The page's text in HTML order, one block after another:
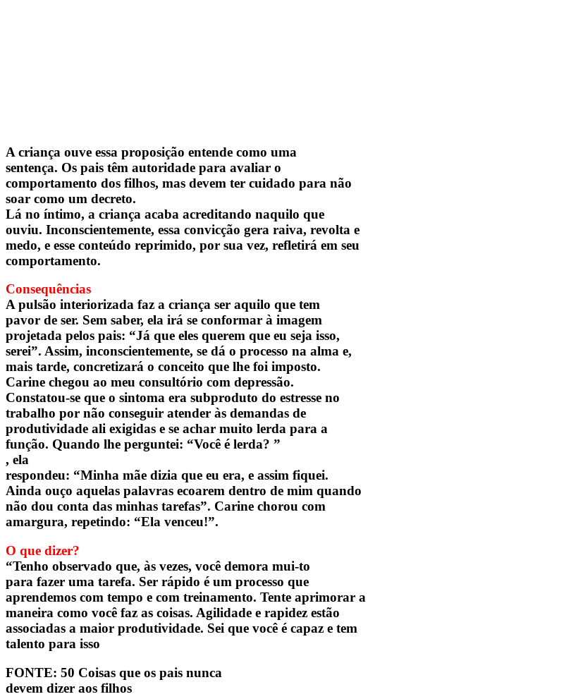
A criança ouve essa proposição entende como uma
sentença. Os pais têm autoridade para avaliar o
comportamento dos filhos, mas devem ter cuidado para não
soar como um decreto.
Lá no íntimo, a criança acaba acreditando naquilo que
ouviu. Inconscientemente, essa convicção gera raiva, revolta e
medo, e esse conteúdo reprimido, por sua vez, refletirá em seu
comportamento.
Consequências
A pulsão interiorizada faz a criança ser aquilo que tem
pavor de ser. Sem saber, ela irá se conformar à imagem
projetada pelos pais: “Já que eles querem que eu seja isso,
serei”. Assim, inconscientemente, se dá o processo na alma e,
mais tarde, concretizará o conceito que lhe foi imposto.
Carine chegou ao meu consultório com depressão.
Constatou-se que o sintoma era subproduto do estresse no
trabalho por não conseguir atender às demandas de
produtividade ali exigidas e se achar muito lerda para a
função. Quando lhe perguntei: “Você é lerda? ”
, ela
respondeu: “Minha mãe dizia que eu era, e assim fiquei.
Ainda ouço aquelas palavras ecoarem dentro de mim quando
não dou conta das minhas tarefas”. Carine chorou com
amargura, repetindo: “Ela venceu!”.
O que dizer?
“Tenho observado que, às vezes, você demora mui-to
para fazer uma tarefa. Ser rápido é um processo que
aprendemos com tempo e com treinamento. Tente aprimorar a
maneira como você faz as coisas. Agilidade e rapidez estão
associadas a maior produtividade. Sei que você é capaz e tem
talento para isso
FONTE: 50 Coisas que os pais nunca
devem dizer aos filhos